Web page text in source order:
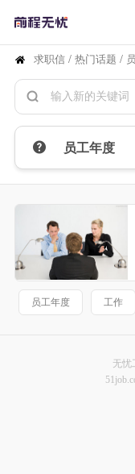
求职信 / 热门话题 /
员工年度
员工年度 工作
无忧